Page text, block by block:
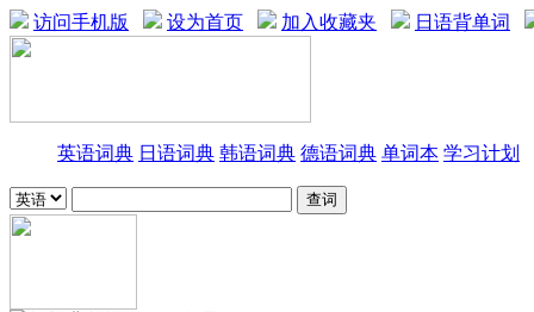
访问手机版 设为首页 加入收藏夹 日语背单词
英语词典 日语词典 韩语词典 德语词典 单词本 学习计划